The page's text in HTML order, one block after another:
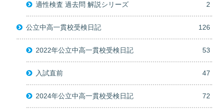
適性検査 過去問 解説シリーズ 2
公立中高一貫校受検日記 126
2022年公立中高一貫校受検日記 53
入試直前 47
2024年公立中高一貫校受検日記 72